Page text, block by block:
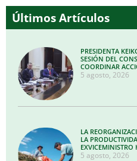
Últimos Artículos
PRESIDENTA
SESIÓN DEL
COORDINAR
5 agosto, 2026
LA
LA
EXVICEMINISTRO
5 agosto, 2026